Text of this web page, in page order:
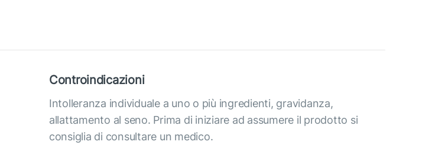
Controindicazioni
Intolleranza individuale a uno o più ingredienti, gravidanza,
allattamento al seno. Prima di iniziare ad assumere il prodotto si
consiglia di consultare un medico.